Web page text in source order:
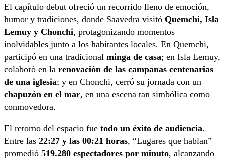
El capítulo debut ofreció un recorrido lleno de emoción,
humor y tradiciones, donde Saavedra visitó Quemchi, Isla
Lemuy y Chonchi, protagonizando momentos
inolvidables junto a los habitantes locales. En Quemchi,
participó en una tradicional minga de casa; en Isla Lemuy,
colaboró en la renovación de las campanas centenarias
de una iglesia; y en Chonchi, cerró su jornada con un
chapuzón en el mar, en una escena tan simbólica como
conmovedora.
El retorno del espacio fue todo un éxito de audiencia.
Entre las 22:27 y las 00:21 horas, “Lugares que hablan”
promedió 519.280 espectadores por minuto, alcanzando